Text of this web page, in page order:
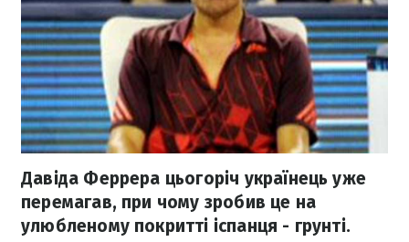
Давіда Феррера цьогоріч українець уже
перемагав, при чому зробив це на
улюбленому покритті іспанця - грунті.